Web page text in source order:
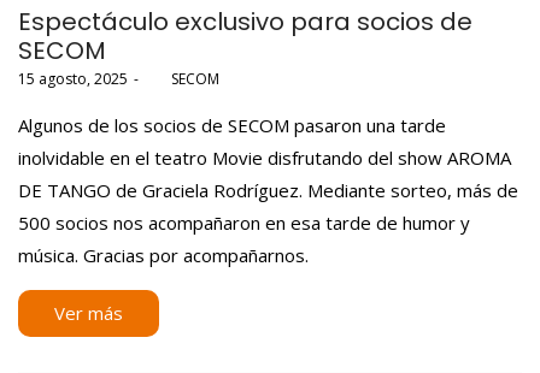
in
Espectáculo exclusivo para socios de
SECOM
Posted
15 agosto, 2025 SECOM
Algunos de los socios de SECOM pasaron una tarde
inolvidable en el teatro Movie disfrutando del show AROMA
DE TANGO de Graciela Rodríguez. Mediante sorteo, más de
500 socios nos acompañaron en esa tarde de humor y
música. Gracias por acompañarnos.
Ver más